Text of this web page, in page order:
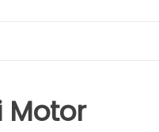
Motor